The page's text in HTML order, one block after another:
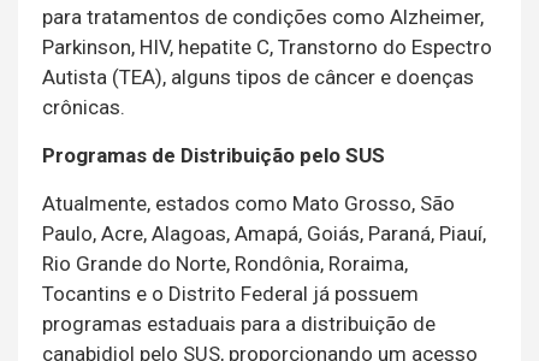
para tratamentos de condições como Alzheimer,
Parkinson, HIV, hepatite C, Transtorno do Espectro
Autista (TEA), alguns tipos de câncer e doenças
crônicas.
Programas de Distribuição pelo SUS
Atualmente, estados como Mato Grosso, São
Paulo, Acre, Alagoas, Amapá, Goiás, Paraná, Piauí,
Rio Grande do Norte, Rondônia, Roraima,
Tocantins e o Distrito Federal já possuem
programas estaduais para a distribuição de
canabidiol pelo SUS, proporcionando um acesso